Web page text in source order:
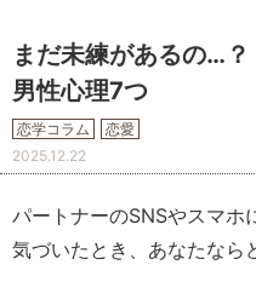
まだ未練があるの…
男性心理7つ
恋学コラム 恋愛
2025.12.22
パートナーのSNSやスマホ
気づいたとき、あなたなら